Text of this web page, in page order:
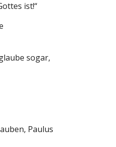
ist!“
sogar,
Paulus